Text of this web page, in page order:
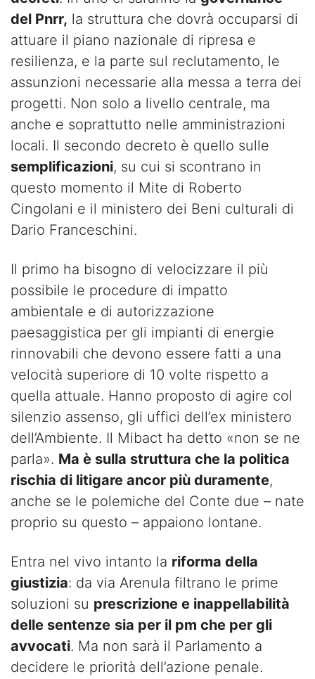
del Pnrr, la struttura che dovrà occuparsi di
attuare il piano nazionale di ripresa e
resilienza, e la parte sul reclutamento, le
assunzioni necessarie alla messa a terra dei
progetti. Non solo a livello centrale, ma
anche e soprattutto nelle amministrazioni
locali. Il secondo decreto è quello sulle
semplificazioni, su cui si scontrano in
questo momento il Mite di Roberto
Cingolani e il ministero dei Beni culturali di
Dario Franceschini.
Il primo ha bisogno di velocizzare il più
possibile le procedure di impatto
ambientale e di autorizzazione
paesaggistica per gli impianti di energie
rinnovabili che devono essere fatti a una
velocità superiore di 10 volte rispetto a
quella attuale. Hanno proposto di agire col
silenzio assenso, gli uffici dell’ex ministero
dell’Ambiente. Il Mibact ha detto «non se ne
parla». Ma è sulla struttura che la politica
rischia di litigare ancor più duramente,
anche se le polemiche del Conte due – nate
proprio su questo – appaiono lontane.
Entra nel vivo intanto la riforma della
giustizia: da via Arenula filtrano le prime
soluzioni su prescrizione e inappellabilità
delle sentenze sia per il pm che per gli
avvocati. Ma non sarà il Parlamento a
decidere le priorità dell’azione penale.